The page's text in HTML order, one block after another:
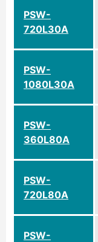
PSW-
720L30A
PSW-
1080L30A
PSW-
360L80A
PSW-
720L80A
PSW-